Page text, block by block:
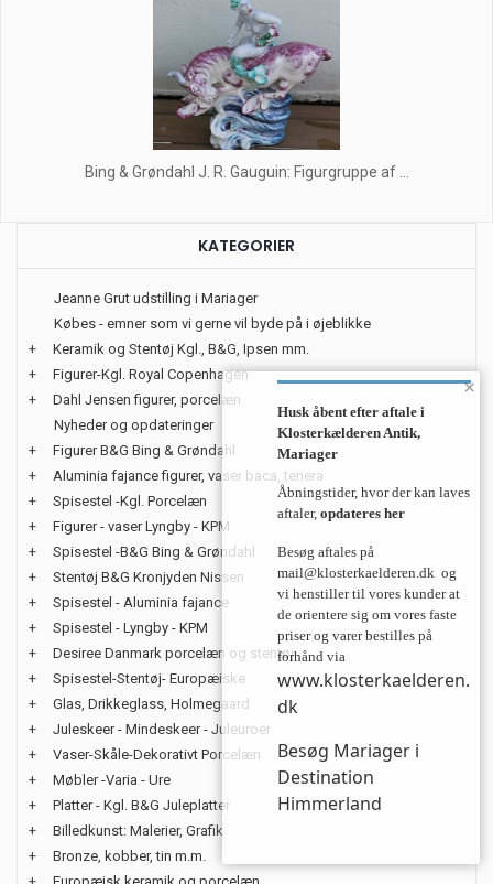
Bing & Grøndahl J. R. Gauguin: Figurgruppe af ...
KATEGORIER
Jeanne Grut udstilling i Mariager
Købes - emner som vi gerne vil byde på i øjeblikke
+
Keramik og Stentøj Kgl., B&G, Ipsen mm.
+
Figurer-Kgl. Royal Copenhagen
+
Dahl Jensen figurer, porcelæn
Nyheder og opdateringer
+
Figurer B&G Bing & Grøndahl
+
Aluminia fajance figurer, vaser baca, tenera
+
Spisestel -Kgl. Porcelæn
+
Figurer - vaser Lyngby - KPM
+
Spisestel -B&G Bing & Grøndahl
+
Stentøj B&G Kronjyden Nissen
+
Spisestel - Aluminia fajance
+
Spisestel - Lyngby - KPM
+
Desiree Danmark porcelæn og stentøj
+
Spisestel-Stentøj- Europæiske
+
Glas, Drikkeglass, Holmegaard
+
Juleskeer - Mindeskeer - Juleuroer
+
Vaser-Skåle-Dekorativt Porcelæn
+
Møbler -Varia - Ure
+
Platter - Kgl. B&G Juleplatter
+
Billedkunst: Malerier, Grafik
+
Bronze, kobber, tin m.m.
×
Husk åbent efter aftale i
Klosterkælderen Antik,
Mariager
Åbningstider, hvor der kan laves
aftaler, opdateres her
Besøg aftales på
mail@klosterkaelderen.dk og
vi henstiller til vores kunder at
de orientere sig om vores faste
priser og varer bestilles på
forhånd via
www.klosterkaelderen.
dk
Besøg Mariager i
Destination
Himmerland